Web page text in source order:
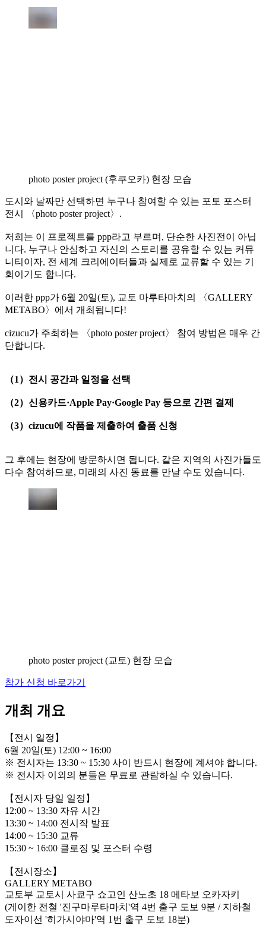
photo poster project (후쿠오카) 현장 모습
도시와 날짜만 선택하면 누구나 참여할 수 있는 포토 포스터
전시 〈photo poster project〉.
저희는 이 프로젝트를 ppp라고 부르며, 단순한 사진전이 아닙
니다. 누구나 안심하고 자신의 스토리를 공유할 수 있는 커뮤
니티이자, 전 세계 크리에이터들과 실제로 교류할 수 있는 기
회이기도 합니다.
이러한 ppp가 6월 20일(토), 교토 마루타마치의 〈GALLERY
METABO〉에서 개최됩니다!
cizucu가 주최하는 〈photo poster project〉 참여 방법은 매우 간
단합니다.
（1）전시 공간과 일정을 선택
（2）신용카드·Apple Pay·Google Pay 등으로 간편 결제
（3）cizucu에 작품을 제출하여 출품 신청
그 후에는 현장에 방문하시면 됩니다. 같은 지역의 사진가들도
다수 참여하므로, 미래의 사진 동료를 만날 수도 있습니다.
photo poster project (교토) 현장 모습
참가 신청 바로가기
개최 개요
【전시 일정】
6월 20일(토) 12:00 ~ 16:00
※ 전시자는 13:30 ~ 15:30 사이 반드시 현장에 계셔야 합니다.
※ 전시자 이외의 분들은 무료로 관람하실 수 있습니다.
【전시자 당일 일정】
12:00 ~ 13:30 자유 시간
13:30 ~ 14:00 전시작 발표
14:00 ~ 15:30 교류
15:30 ~ 16:00 클로징 및 포스터 수령
【전시장소】
GALLERY METABO
교토부 교토시 사쿄구 쇼고인 산노초 18 메타보 오카자키
(게이한 전철 '진구마루타마치'역 4번 출구 도보 9분 / 지하철
도자이선 '히가시야마'역 1번 출구 도보 18분)